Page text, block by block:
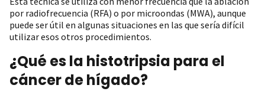
por radiofrecuencia (RFA) o por microondas (MWA), aunque
puede ser útil en algunas situaciones en las que sería difícil
utilizar esos otros procedimientos.
¿Qué es la histotripsia para el
cáncer de hígado?